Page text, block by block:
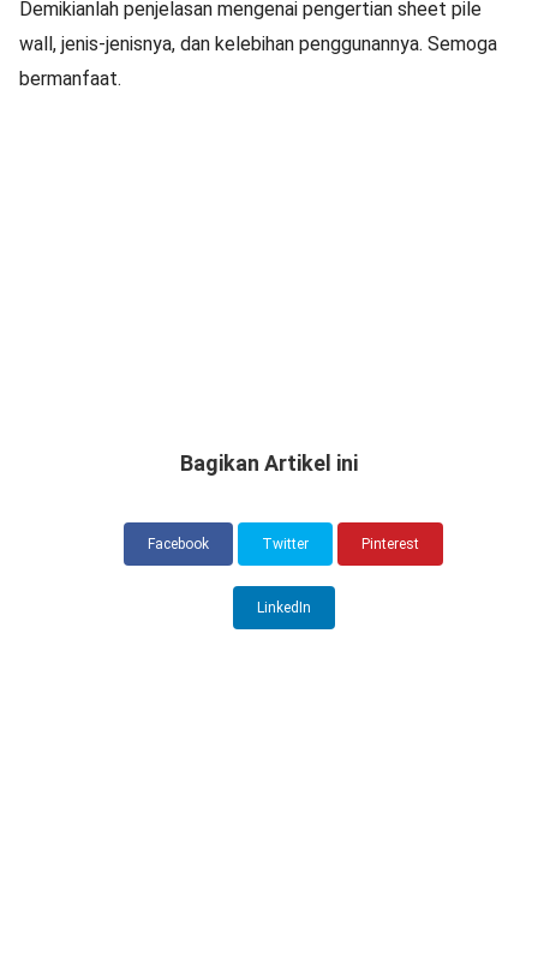
Demikianlah penjelasan mengenai pengertian sheet pile
wall, jenis-jenisnya, dan kelebihan penggunannya. Semoga
bermanfaat.
Bagikan Artikel ini
Facebook Twitter Pinterest
LinkedIn